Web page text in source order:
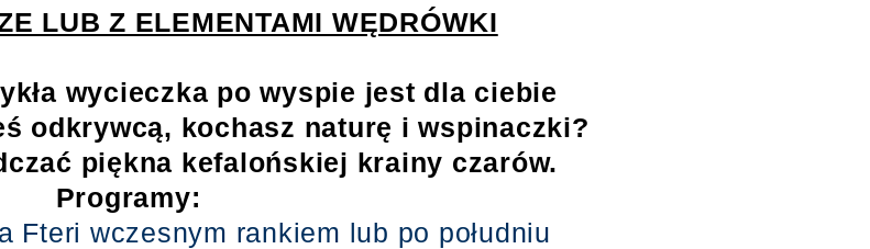
LUB Z ELEMENTAMI WĘDRÓWKI
wycieczka po wyspie jest dla ciebie
odkrywcą, kochasz naturę i wspinaczki?
piękna kefalońskiej krainy czarów.
Programy:
Fteri wczesnym rankiem lub po południu